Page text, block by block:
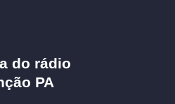
do rádio
PA